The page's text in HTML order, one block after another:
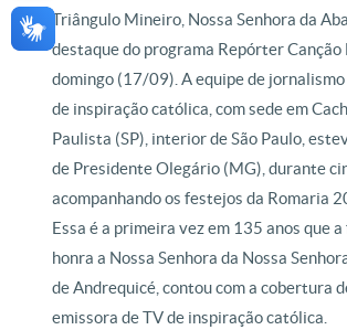
Triângulo Mineiro, Nossa Senhora da
destaque do programa Repórter Canção
domingo (17/09). A equipe de
de inspiração católica, com sede em
Paulista (SP), interior de São Paulo,
de Presidente Olegário (MG), durante
acompanhando os festejos da Romaria
Essa é a primeira vez em 135 anos que
honra a Nossa Senhora da Nossa
de Andrequicé, contou com a cobertura
emissora de TV de inspiração católica.